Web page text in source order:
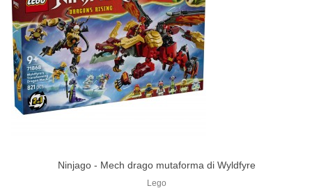
Ninjago - Mech drago mutaforma di Wyldfyre
Lego